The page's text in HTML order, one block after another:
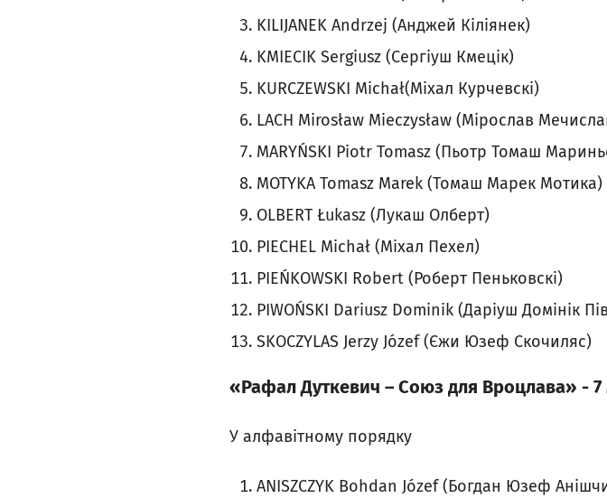
KILIJANEK Andrzej (Анджей Кіліянек)
KMIECIK Sergiusz (Сергіуш Кмецік)
KURCZEWSKI Michał(Міхал Курчевскі)
LACH Mirosław Mieczysław (Мірослав
MARYŃSKI Piotr Tomasz (Пьотр Томаш
MOTYKA Tomasz Marek (Томаш Марек Мотика)
OLBERT Łukasz (Лукаш Олберт)
PIECHEL Michał (Міхал Пехел)
PIEŃKOWSKI Robert (Роберт Пеньковскі)
PIWOŃSKI Dariusz Dominik (Даріуш Домінік
SKOCZYLAS Jerzy Józef (Єжи Юзеф Скочиляс)
«Рафал Дуткевич – Союз для Вроцлава» - 7
У алфавітному порядку
ANISZCZYK Bohdan Józef (Богдан Юзеф